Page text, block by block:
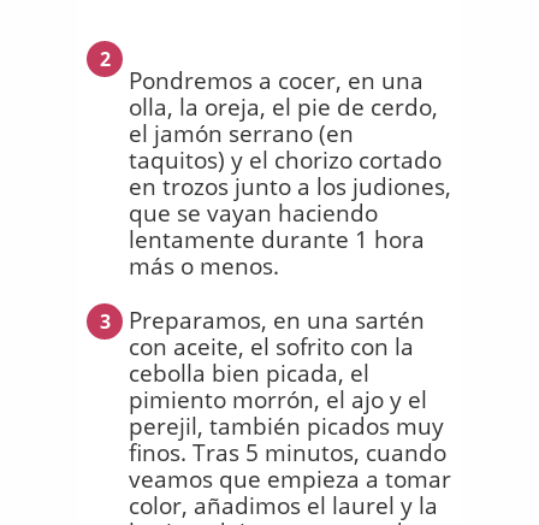
2
Pondremos a cocer, en una
olla, la oreja, el pie de cerdo,
el jamón serrano (en
taquitos) y el chorizo cortado
en trozos junto a los judiones,
que se vayan haciendo
lentamente durante 1 hora
más o menos.
3
Preparamos, en una sartén
con aceite, el sofrito con la
cebolla bien picada, el
pimiento morrón, el ajo y el
perejil, también picados muy
finos. Tras 5 minutos, cuando
veamos que empieza a tomar
color, añadimos el laurel y la